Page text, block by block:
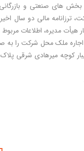
بخش های صنعتی و
ترزانامه مالی دو سال
هیأت مدیره، اطلاعات
ملک محل شرکت را به